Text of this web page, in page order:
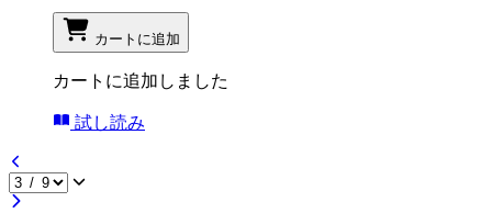
カートに追加
カートに追加しました
試し読み